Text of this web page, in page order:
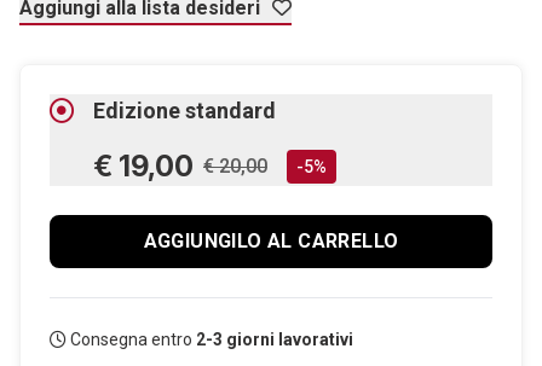
Aggiungi alla lista desideri
Edizione standard
€ 19,00 € 20,00 -5%
AGGIUNGILO AL CARRELLO
Consegna entro 2-3 giorni lavorativi